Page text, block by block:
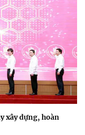
xây dựng, hoàn